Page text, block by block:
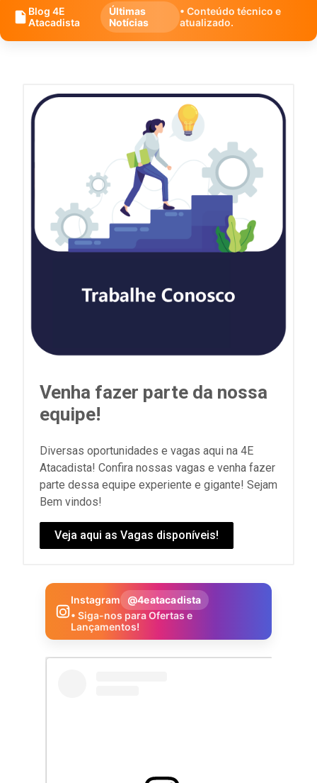
Blog 4E
Atacadista
Últimas
Notícias
• Conteúdo técnico e
atualizado.
Venha fazer parte da nossa
equipe!
Diversas oportunidades e vagas aqui na 4E
Atacadista! Confira nossas vagas e venha fazer
parte dessa equipe experiente e gigante! Sejam
Bem vindos!
Veja aqui as Vagas disponíveis!
Instagram
@4eatacadista
• Siga-nos para Ofertas e
Lançamentos!